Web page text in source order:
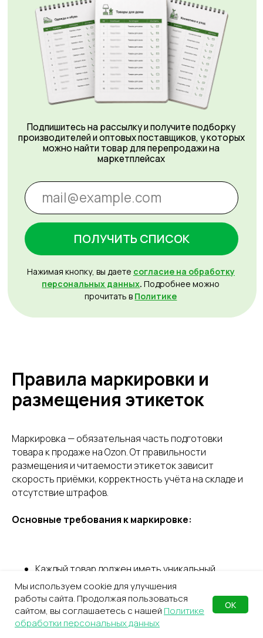
Правила маркировки и
размещения этикеток
Маркировка — обязательная часть подготовки
товара к продаже на Ozon. От правильности
размещения и читаемости этикеток зависит
скорость приёмки, корректность учёта на складе и
отсутствие штрафов.
Основные требования к маркировке:
Каждый товар должен иметь уникальный
штрихкод Ozon ID или EAN, который создаётся в
личном кабинете продавца.
Этикетка должна содержать наименование
товара, штрихкод, срок годности (если
Мы используем cookie для улучшения
работы сайта. Продолжая пользоваться
сайтом, вы соглашаетесь с нашей Политике
обработки персональных данных
ОК
©2000 — 2026, Курьерская компания СДЭК
Политика сбора ПДн клиентов
Оферта
г. Москва, 1-я улица
Измайловского
Зверинца, д.8
Адрес
Личный кабинет
Контакты
Поддержка
Заключить договор
Карта сайта
Сфокусируйтесь на продажах,
а остальное возьмём на себя
УЗНАТЬ СТОИМОСТЬ